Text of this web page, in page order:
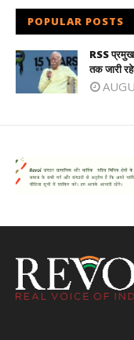
POPULAR POSTS
RSS
तक जारी